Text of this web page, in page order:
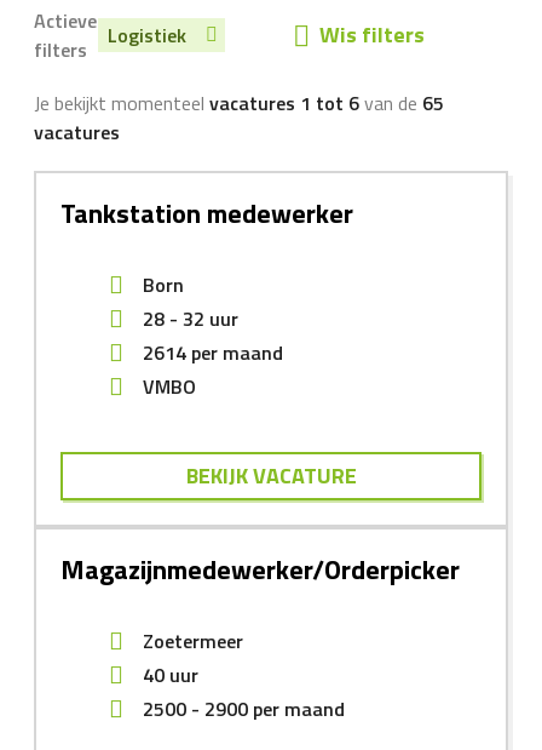
Actieve
filters
Logistiek Wis filters
Je bekijkt momenteel vacatures 1 tot 6van de 65
vacatures
Tankstation medewerker
Born
28 - 32 uur
2614 per maand
VMBO
BEKIJK VACATURE
Magazijnmedewerker/Orderpicker
Zoetermeer
40 uur
2500 - 2900 per maand